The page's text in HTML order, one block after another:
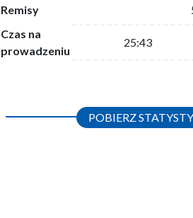
Remisy
Czas na
prowadzeniu
25:43
POBIERZ